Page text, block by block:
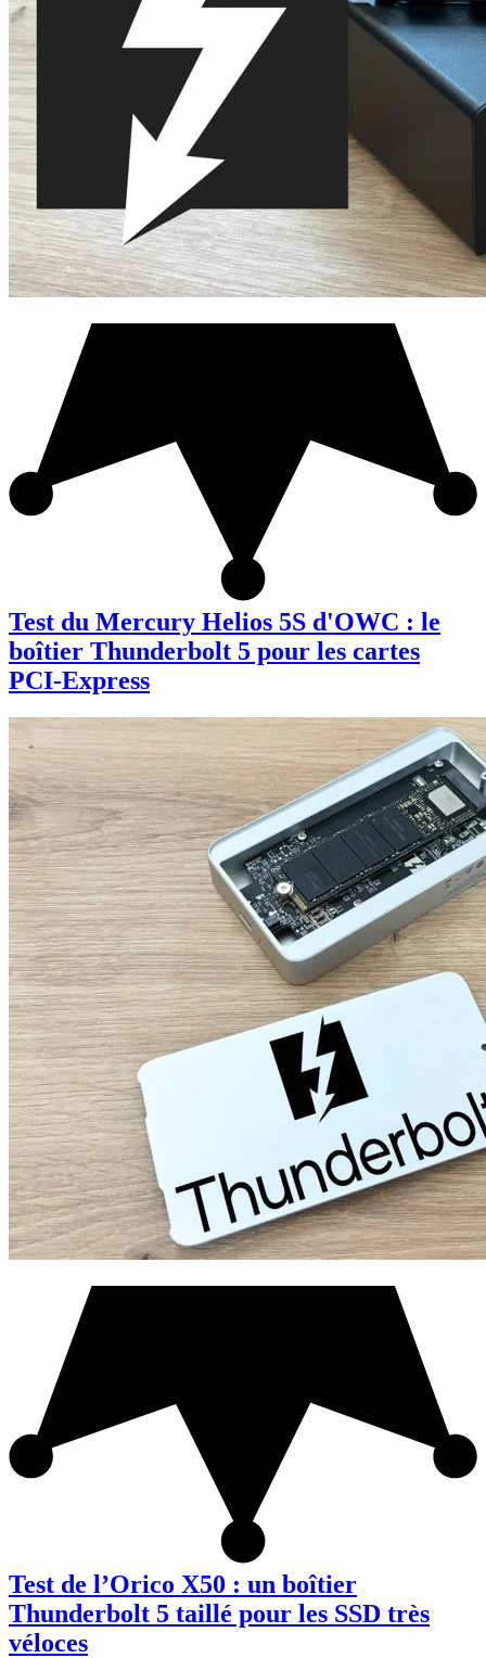
Test du Mercury Helios 5S d'OWC : le
boîtier Thunderbolt 5 pour les cartes
PCI-Express
Test de l’Orico X50 : un boîtier
Thunderbolt 5 taillé pour les SSD très
véloces